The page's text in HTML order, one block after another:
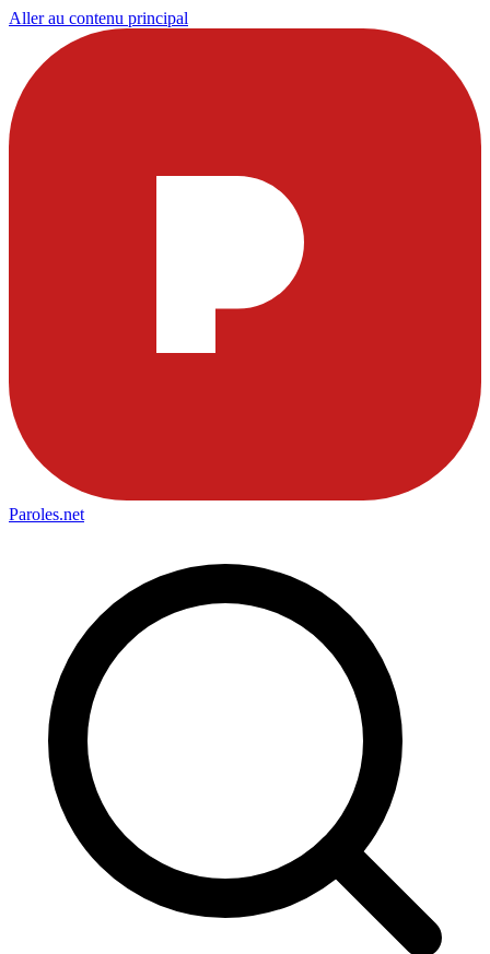
Aller au contenu principal
Paroles.net